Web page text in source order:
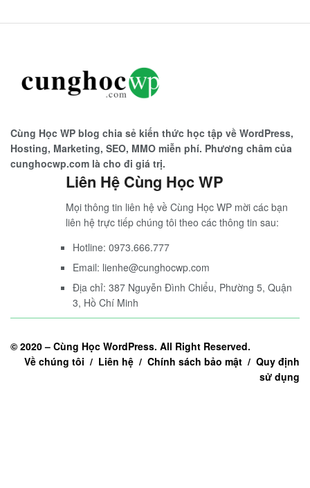
Cùng Học WP blog chia sẻ kiến thức học tập về WordPress,
Hosting, Marketing, SEO, MMO miễn phí. Phương châm của
cunghocwp.com là cho đi giá trị.
Liên Hệ Cùng Học WP
Mọi thông tin liên hệ về Cùng Học WP mời các bạn
liên hệ trực tiếp chúng tôi theo các thông tin sau:
Hotline: 0973.666.777
Email: lienhe@cunghocwp.com
Địa chỉ: 387 Nguyễn Đình Chiểu, Phường 5, Quận
3, Hồ Chí Minh
© 2020 – Cùng Học WordPress. All Right Reserved.
Về chúng tôi / Liên hệ / Chính sách bảo mật / Quy định
sử dụng